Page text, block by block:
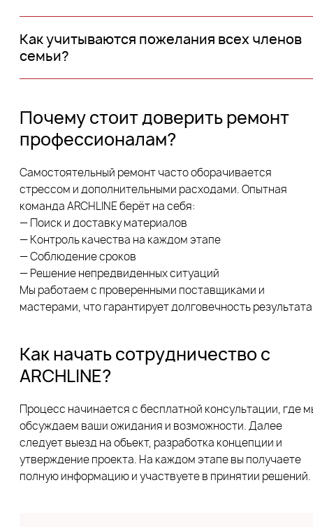
Как учитываются пожелания всех членов
семьи?
Почему стоит доверить ремонт
профессионалам?
Самостоятельный ремонт часто оборачивается
стрессом и дополнительными расходами. Опытная
команда ARCHLINE берёт на себя:
— Поиск и доставку материалов
— Контроль качества на каждом этапе
— Соблюдение сроков
— Решение непредвиденных ситуаций
Мы работаем с проверенными поставщиками и
мастерами, что гарантирует долговечность
Как начать сотрудничество с
ARCHLINE?
Процесс начинается с бесплатной консультации, где
обсуждаем ваши ожидания и возможности. Далее
следует выезд на объект, разработка концепции и
утверждение проекта. На каждом этапе вы получаете
полную информацию и участвуете в принятии решений.